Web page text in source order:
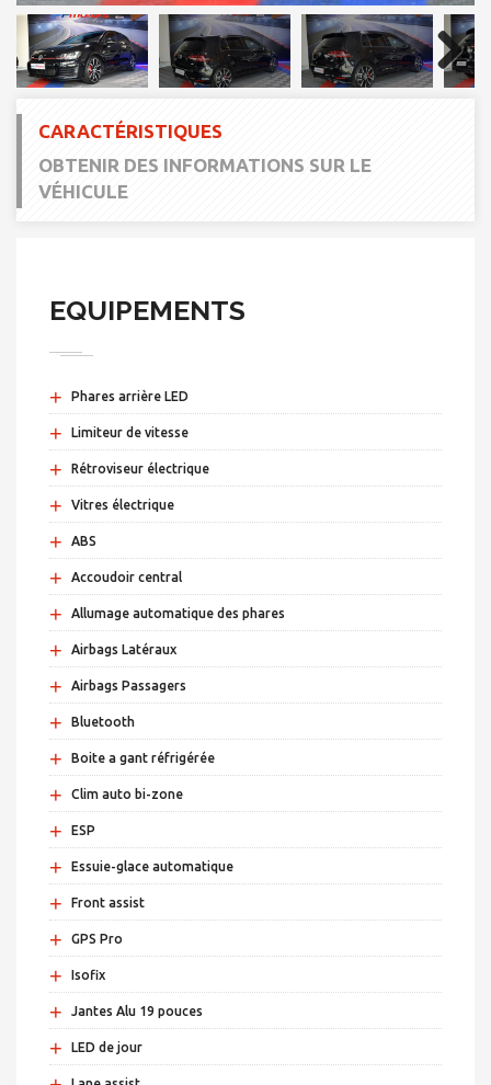
Next
CARACTÉRISTIQUES
OBTENIR DES INFORMATIONS SUR LE
VÉHICULE
EQUIPEMENTS
+ Phares arrière LED
+ Limiteur de vitesse
+ Rétroviseur électrique
+ Vitres électrique
+ ABS
+ Accoudoir central
+ Allumage automatique des phares
+ Airbags Latéraux
+ Airbags Passagers
+ Bluetooth
+ Boite a gant réfrigérée
+ Clim auto bi-zone
+ ESP
+ Essuie-glace automatique
+ Front assist
+ GPS Pro
+ Isofix
+ Jantes Alu 19 pouces
+ LED de jour